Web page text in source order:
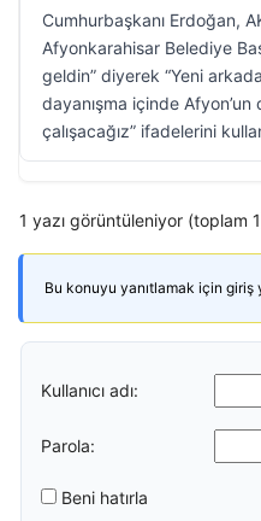
Cumhurbaşkanı Erdoğan,
Afyonkarahisar Belediye
geldin” diyerek “Yeni
dayanışma içinde
çalışacağız” ifadelerini
1 yazı görüntüleniyor (toplam
Bu konuyu yanıtlamak için giriş
Kullanıcı adı:
Parola:
Beni hatırla